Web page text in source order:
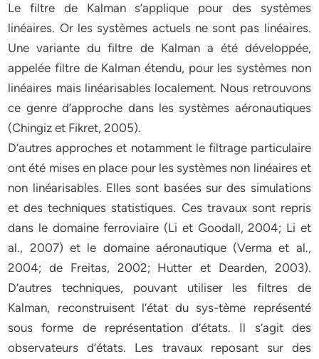
Le filtre de Kalman s’applique pour des systèmes
linéaires. Or les systèmes actuels ne sont pas linéaires.
Une variante du filtre de Kalman a été développée,
appelée filtre de Kalman étendu, pour les systèmes non
linéaires mais linéarisables localement. Nous retrouvons
ce genre d’approche dans les systèmes aéronautiques
(Chingiz et Fikret, 2005).
D’autres approches et notamment le filtrage particulaire
ont été mises en place pour les systèmes non linéaires et
non linéarisables. Elles sont basées sur des simulations
et des techniques statistiques. Ces travaux sont repris
dans le domaine ferroviaire (Li et Goodall, 2004; Li et
al., 2007) et le domaine aéronautique (Verma et al.,
2004; de Freitas, 2002; Hutter et Dearden, 2003).
D’autres techniques, pouvant utiliser les filtres de
Kalman, reconstruisent l’état du sys-tème représenté
sous forme de représentation d’états. Il s’agit des
observateurs d’états. Les travaux reposant sur des